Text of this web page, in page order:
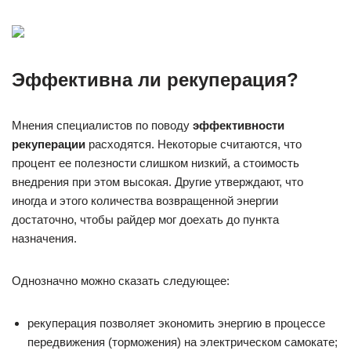
Эффективна ли рекуперация?
Мнения специалистов по поводу эффективности
рекуперации расходятся. Некоторые считаются, что
процент ее полезности слишком низкий, а стоимость
внедрения при этом высокая. Другие утверждают, что
иногда и этого количества возвращенной энергии
достаточно, чтобы райдер мог доехать до пункта
назначения.
Однозначно можно сказать следующее:
рекуперация позволяет экономить энергию в процессе
передвижения (торможения) на электрическом самокате;